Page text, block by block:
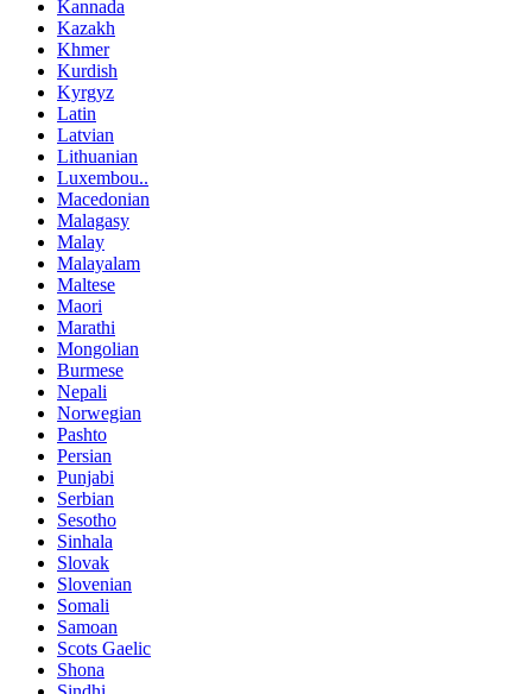
Kannada
Kazakh
Khmer
Kurdish
Kyrgyz
Latin
Latvian
Lithuanian
Luxembou..
Macedonian
Malagasy
Malay
Malayalam
Maltese
Maori
Marathi
Mongolian
Burmese
Nepali
Norwegian
Pashto
Persian
Punjabi
Serbian
Sesotho
Sinhala
Slovak
Slovenian
Somali
Samoan
Scots Gaelic
Shona